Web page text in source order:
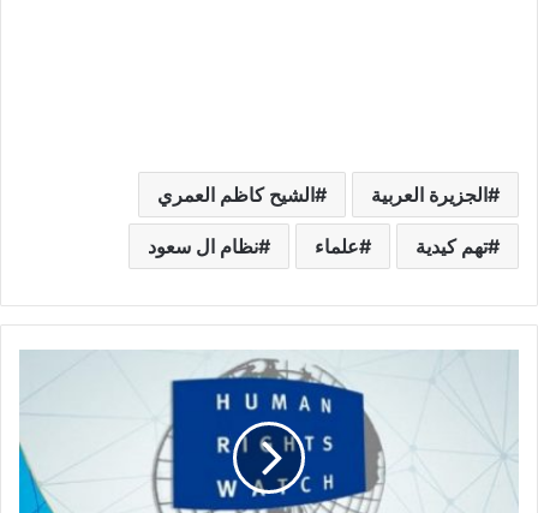
الجزيرة العربية الشيح كاظم العمري
تهم كيدية علماء نظام ال سعود